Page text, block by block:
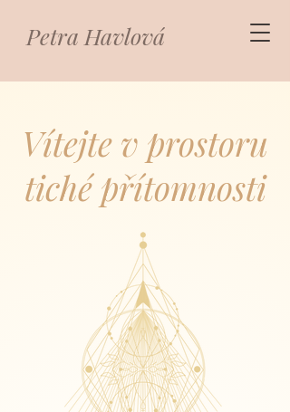
Petra Havlová
Vítejte v prostoru
tiché přítomnosti